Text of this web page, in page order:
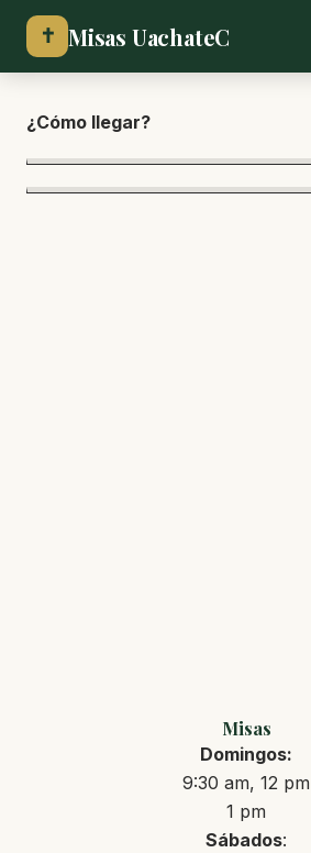
✝ Misas UachateC
¿Cómo llegar?
Misas
Domingos:
9:30 am, 12 pm
1 pm
Sábados: